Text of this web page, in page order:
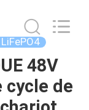
48V
cycle de